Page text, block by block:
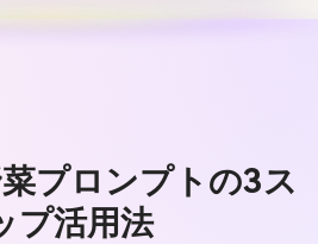
プロンプトの3ス
プ活用法